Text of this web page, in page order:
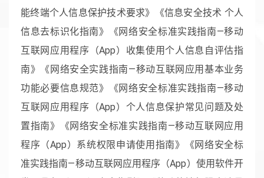
能终端个人信息保护技术要求》《信息安全技术 个人
信息去标识化指南》《网络安全标准实践指南—移动
互联网应用程序（App）收集使用个人信息自评估指
南》《网络安全实践指南—移动互联网应用基本业务
功能必要信息规范》《网络安全标准实践指南—移动
互联网应用程序（App）个人信息保护常见问题及处
置指南》《网络安全标准实践指南—移动互联网应用
程序（App）系统权限申请使用指南》《网络安全标
准实践指南—移动互联网应用程序（App）使用软件开